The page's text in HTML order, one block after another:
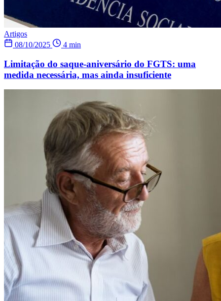
Artigos
08/10/2025
4 min
Limitação do saque-aniversário do FGTS: uma
medida necessária, mas ainda insuficiente